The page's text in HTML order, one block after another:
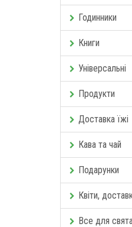
Годинники
Книги
Універсальні
Продукти
Доставка їжі
Кава та чай
Подарунки
Квіти,
Все для